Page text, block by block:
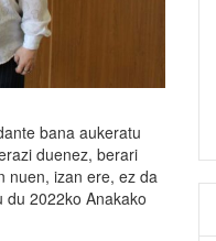
bana aukeratu
duenez, berari
nuen, izan ere, ez da
du 2022ko Anakako